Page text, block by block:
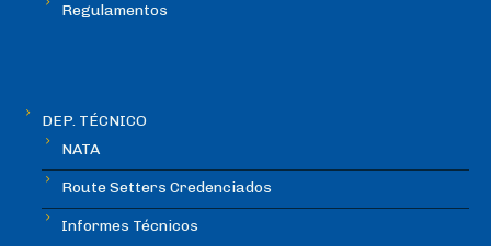
Regulamentos
DEP. TÉCNICO
NATA
Route Setters Credenciados
Informes Técnicos